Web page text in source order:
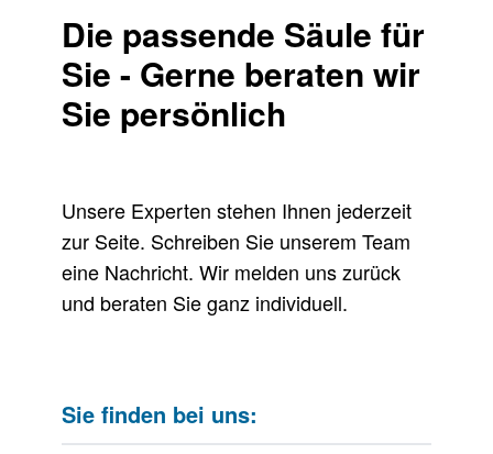
Die passende Säule für
Sie - Gerne beraten wir
Sie persönlich
Unsere Experten stehen Ihnen jederzeit
zur Seite. Schreiben Sie unserem Team
eine Nachricht. Wir melden uns zurück
und beraten Sie ganz individuell.
Sie finden bei uns: